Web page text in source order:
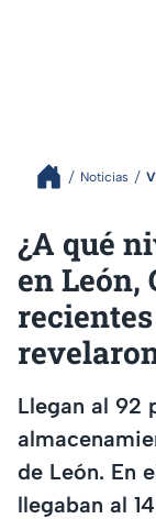
Noticias
¿A qué
en León,
Llegan al 92
de León. En
llegaban al